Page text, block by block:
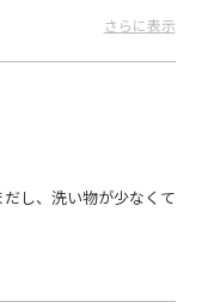
さらに表示
し、洗い物が少なくて